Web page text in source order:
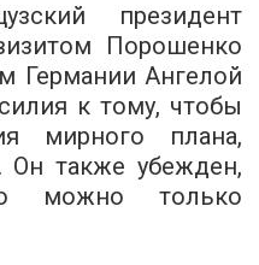
президент
Порошенко
Германии Ангелой
к тому, чтобы
мирного плана,
Он также убежден,
можно только